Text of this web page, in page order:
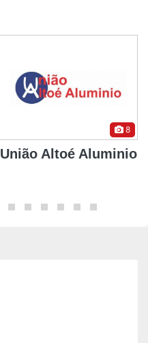
8
União Altoé Aluminio